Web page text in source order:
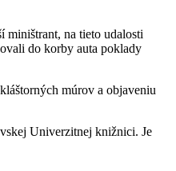
miništrant, na tieto udalosti
do korby auta poklady
múrov a objaveniu
Univerzitnej knižnici. Je